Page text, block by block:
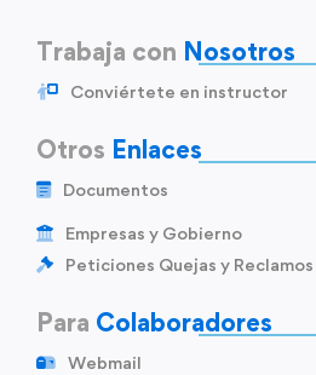
Trabaja con Nosotros
Conviértete en instructor
Otros Enlaces
Documentos
Empresas y Gobierno
Peticiones Quejas y Reclamos
Para Colaboradores
Webmail